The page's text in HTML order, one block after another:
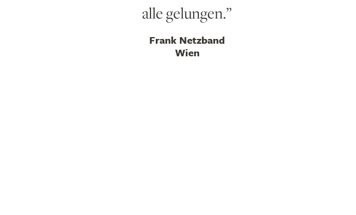
alle gelungen.
Frank Netzband
Wien